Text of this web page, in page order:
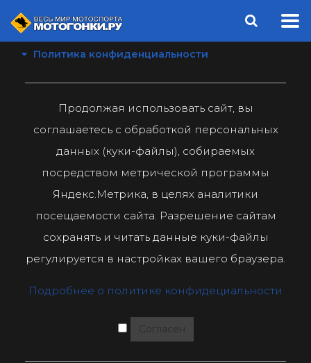
Политика конфиденциальности
Продолжая использовать сайт, вы
соглашаетесь с обработкой персональных
данных (куки-файлы), собираемых
посредством метрической программы
Яндекс.Метрика, в целях аналитики
посещаемости сайта. Разрешение сайтам
сохранять и читать данные куки-файлы
регулируется в настройках вашего браузера.
Подробнее о политике конфидециальности
Согласен